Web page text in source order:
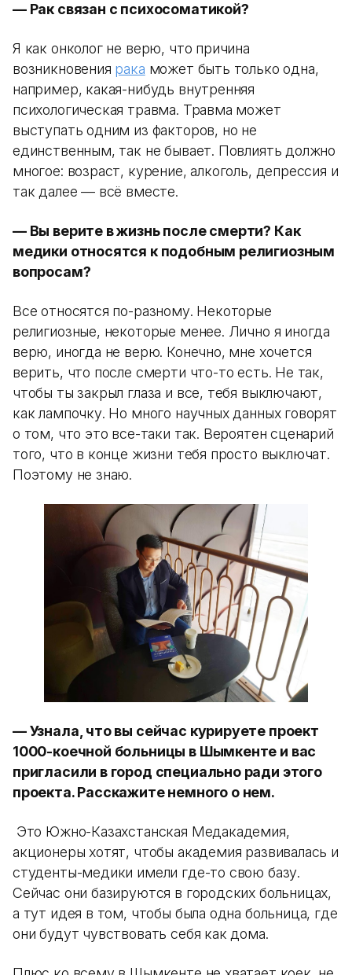
— Рак связан с психосоматикой?
Я как онколог не верю, что причина
возникновения рака может быть только одна,
например, какая-нибудь внутренняя
психологическая травма. Травма может
выступать одним из факторов, но не
единственным, так не бывает. Повлиять должно
многое: возраст, курение, алкоголь, депрессия и
так далее — всё вместе.
— Вы верите в жизнь после смерти? Как
медики относятся к подобным религиозным
вопросам?
Все относятся по-разному. Некоторые
религиозные, некоторые менее. Лично я иногда
верю, иногда не верю. Конечно, мне хочется
верить, что после смерти что-то есть. Не так,
чтобы ты закрыл глаза и все, тебя выключают,
как лампочку. Но много научных данных говорят
о том, что это все-таки так. Вероятен сценарий
того, что в конце жизни тебя просто выключат.
Поэтому не знаю.
— Узнала, что вы сейчас курируете проект
1000-коечной больницы в Шымкенте и вас
пригласили в город специально ради этого
проекта. Расскажите немного о нем.
Это Южно-Казахстанская Медакадемия,
акционеры хотят, чтобы академия развивалась и
студенты-медики имели где-то свою базу.
Сейчас они базируются в городских больницах,
а тут идея в том, чтобы была одна больница, где
они будут чувствовать себя как дома.